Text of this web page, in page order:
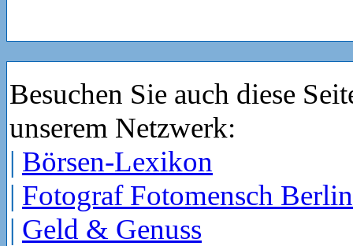
Besuchen Sie auch diese
unserem Netzwerk:
| Börsen-Lexikon
| Fotograf Fotomensch Berlin
| Geld & Genuss